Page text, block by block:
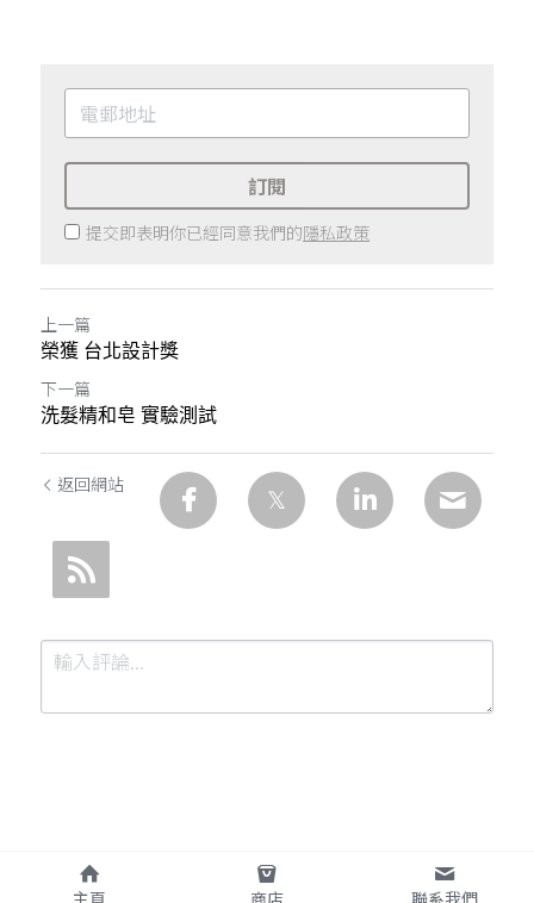
訂閱
提交即表明你已經同意我們的隱私政策
上一篇
榮獲 台北設計獎
下一篇
洗髮精和皂 實驗測試
返回網站
提交
主頁 商店 聯系我們